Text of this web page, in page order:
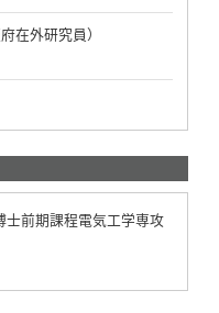
在外研究員）
前期課程電気工学専攻